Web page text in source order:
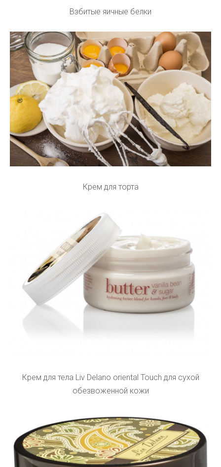
Взбитые яичные белки
Крем для торта
Крем для тела Liv Delano oriental Touch для сухой
обезвоженной кожи